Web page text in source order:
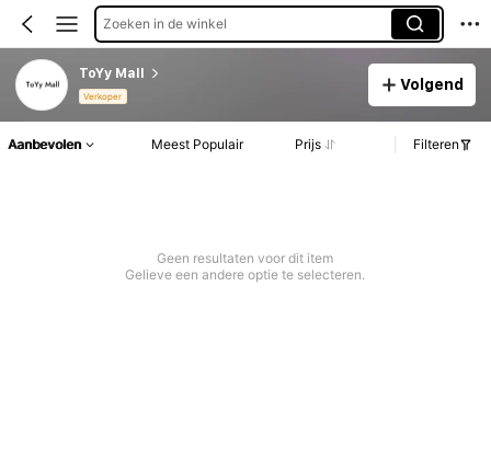
Zoeken in de winkel
ToYy Mall
Verkoper
Volgend
Aanbevolen Meest Populair Prijs Filteren
Geen resultaten voor dit item
Gelieve een andere optie te selecteren.